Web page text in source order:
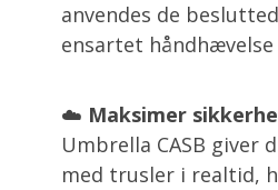
anvendes de
ensartet
☁️ Maksimer
Umbrella CASB giver
med trusler i realtid,